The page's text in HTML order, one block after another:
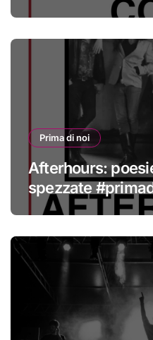
#primadinoi
Prima di noi
Afterhours:
spezzate